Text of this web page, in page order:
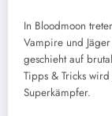
In Bloodmoon
Vampire und
geschieht auf
Tipps & Tricks
Superkämpfer.